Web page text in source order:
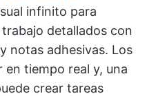
infinito para
detallados con
notas adhesivas. Los
tiempo real y, una
crear tareas